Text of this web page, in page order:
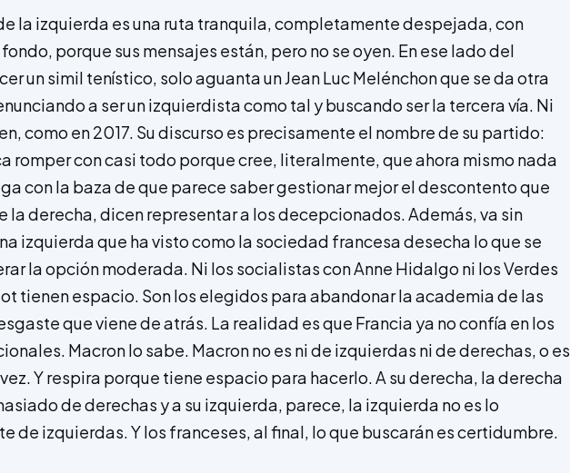
la izquierda es una ruta tranquila, completamente despejada, con
porque sus mensajes están, pero no se oyen. En ese lado del
un simil tenístico, solo aguanta un Jean Luc Melénchon que se da otra
a ser un izquierdista como tal y buscando ser la tercera vía. Ni
como en 2017. Su discurso es precisamente el nombre de su partido:
romper con casi todo porque cree, literalmente, que ahora mismo nada
con la baza de que parece saber gestionar mejor el descontento que
la derecha, dicen representar a los decepcionados. Además, va sin
izquierda que ha visto como la sociedad francesa desecha lo que se
la opción moderada. Ni los socialistas con Anne Hidalgo ni los Verdes
tienen espacio. Son los elegidos para abandonar la academia de las
que viene de atrás. La realidad es que Francia ya no confía en los
Macron lo sabe. Macron no es ni de izquierdas ni de derechas, o es
Y respira porque tiene espacio para hacerlo. A su derecha, la derecha
de derechas y a su izquierda, parece, la izquierda no es lo
de izquierdas. Y los franceses, al final, lo que buscarán es certidumbre.